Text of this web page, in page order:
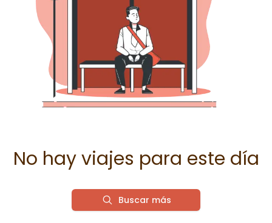
No hay viajes para este día
Buscar más